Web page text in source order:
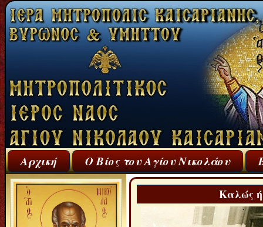
Αρχική Ο Βίος του Αγίου Νικολάου
Καλώς